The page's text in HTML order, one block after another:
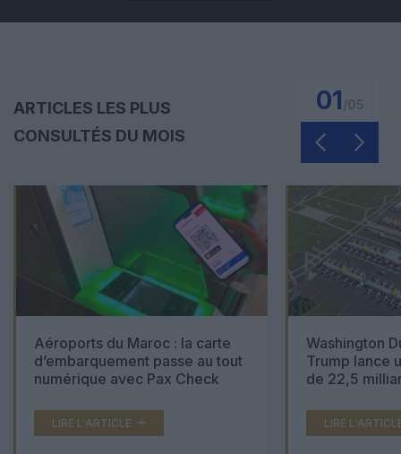
ARTICLES LES PLUS
CONSULTÉS DU MOIS
01
Aéroports du Maroc : la carte
d’embarquement passe au tout
numérique avec Pax Check
LIRE L'ARTICLE
Washington
Trump lance
de 22,5
LIRE